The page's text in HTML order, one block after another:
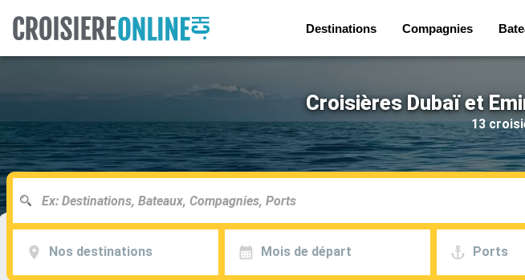
Destinations Compagnies
Croisières Dubaï et
13
Nos destinations Mois de départ Ports